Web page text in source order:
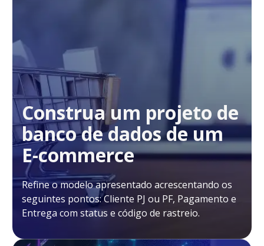
Construa um projeto de
banco de dados de um
E-commerce
Refine o modelo apresentado acrescentando os
seguintes pontos: Cliente PJ ou PF, Pagamento e
Entrega com status e código de rastreio.